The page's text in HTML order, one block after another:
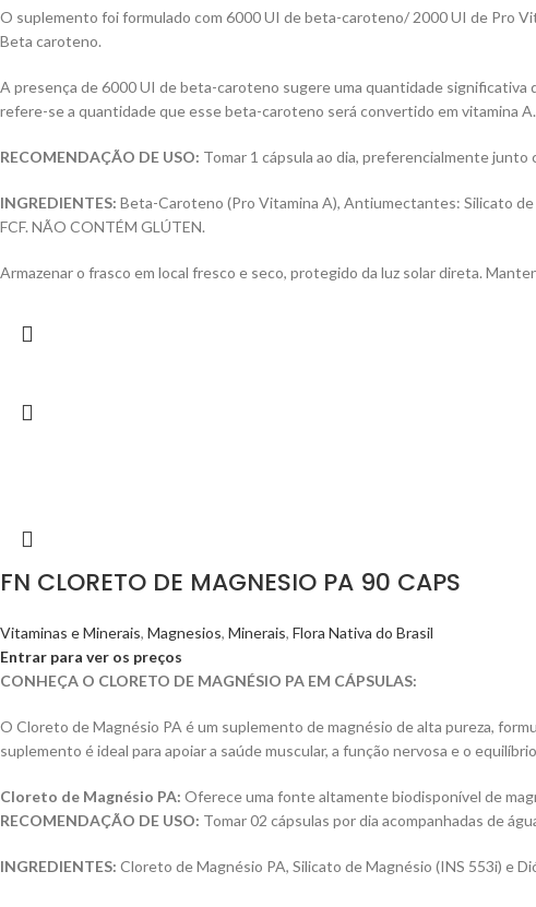
O suplemento foi formulado com 6000 UI de beta-caroteno/ 2000 UI de Pro
Beta caroteno.
A presença de 6000 UI de beta-caroteno sugere uma quantidade significativa
refere-se a quantidade que esse beta-caroteno será convertido em vitamina A.
RECOMENDAÇÃO DE USO: Tomar 1 cápsula ao dia, preferencialmente
INGREDIENTES: Beta-Caroteno (Pro Vitamina A), Antiumectantes: Silicato
FCF. NÃO CONTÉM GLÚTEN.
Armazenar o frasco em local fresco e seco, protegido da luz solar direta.
FN CLORETO DE MAGNESIO PA 90 CAPS
Vitaminas e Minerais, Magnesios, Minerais, Flora Nativa do Brasil
Entrar para ver os preços
CONHEÇA O CLORETO DE MAGNÉSIO PA EM CÁPSULAS:
O Cloreto de Magnésio PA é um suplemento de magnésio de alta pureza,
suplemento é ideal para apoiar a saúde muscular, a função nervosa e o
Cloreto de Magnésio PA: Oferece uma fonte altamente biodisponível de
RECOMENDAÇÃO DE USO: Tomar 02 cápsulas por dia acompanhadas de
INGREDIENTES: Cloreto de Magnésio PA, Silicato de Magnésio (INS 553i) e